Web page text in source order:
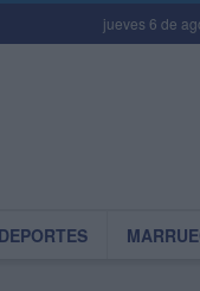
jueves 6 de
DEPORTES